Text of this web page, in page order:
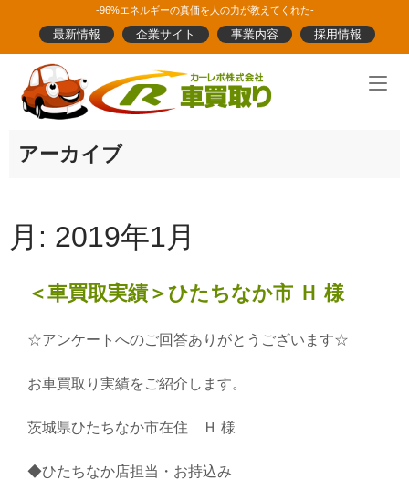
content
-96%エネルギーの真価を人の力が教えてくれた-
最新情報 企業サイト 事業内容 採用情報
アーカイブ
月: 2019年1月
＜車買取実績＞ひたちなか市 Ｈ 様
☆アンケートへのご回答ありがとうございます☆
お車買取り実績をご紹介します。
茨城県ひたちなか市在住 Ｈ 様
◆ひたちなか店担当・お持込み